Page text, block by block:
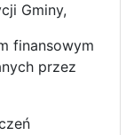
Gminy,
finansowym
przez